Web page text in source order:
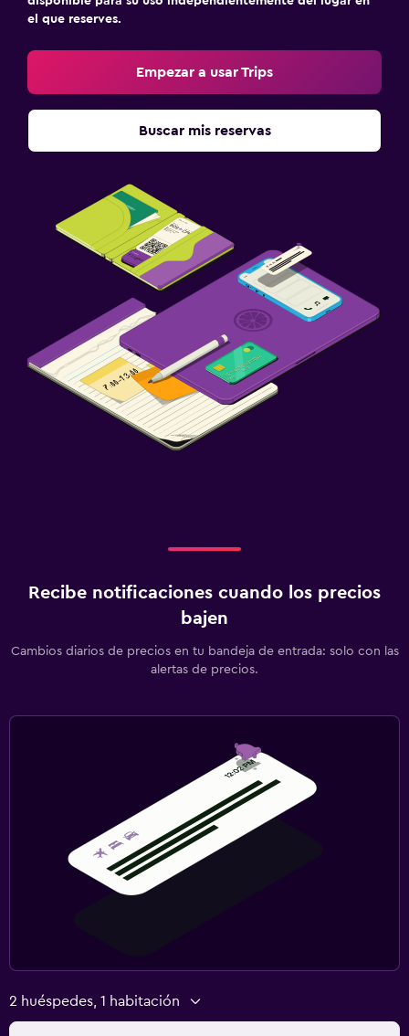
el que reserves.
Empezar a usar Trips
Buscar mis reservas
Recibe notificaciones cuando los precios
bajen
Cambios diarios de precios en tu bandeja de entrada: solo con las
alertas de precios.
2 huéspedes, 1 habitación